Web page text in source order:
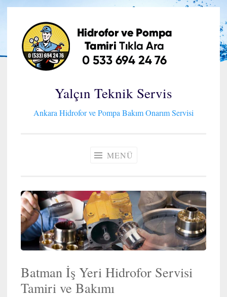
İçeriğe
geç
Yalçın Teknik Servis
Ankara Hidrofor ve Pompa Bakım Onarım Servisi
MENÜ
Batman İş Yeri Hidrofor Servisi
Tamiri ve Bakımı